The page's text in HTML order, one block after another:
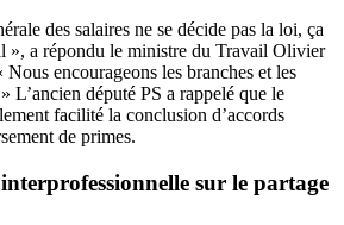
des salaires ne se décide pas la loi, ça
», a répondu le ministre du Travail Olivier
encourageons les branches et les
L’ancien député PS a rappelé que le
facilité la conclusion d’accords
de primes.
sur le partage